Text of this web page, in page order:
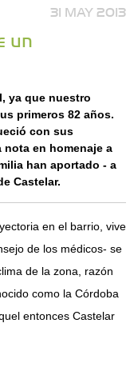
31 MAY 2013
un
ya que nuestro
primeros 82 años.
con sus
en homenaje a
han aportado - a
Castelar.
en el barrio, vive
de los médicos- se
de la zona, razón
como la Córdoba
entonces Castelar